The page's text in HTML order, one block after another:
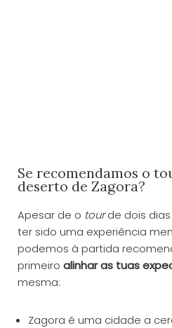
Se recomendamos o
deserto de Zagora?
Apesar de o tourde dois
ter sido uma experiência
podemos à partida
primeiro alinhar as tuas
mesma:
Zagora é uma cidade a